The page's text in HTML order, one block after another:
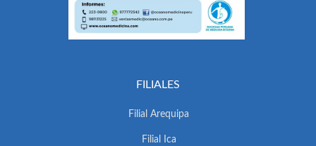
FILIALES
Filial Arequipa
Filial Ica